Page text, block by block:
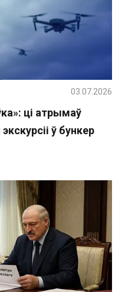
ці атрымаў
ў бункер
03.07.2026